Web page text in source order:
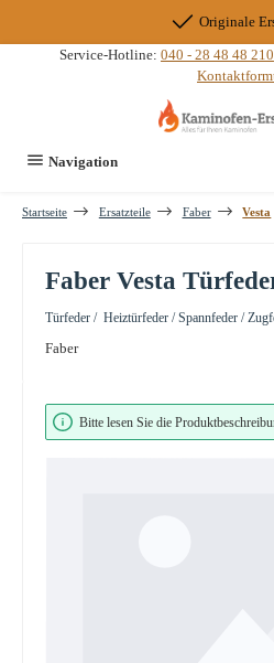
Originale
Service-Hotline: 040 - 28 48 48 210
Navigation
Startseite Ersatzteile Faber Vesta
Faber Vesta
Türfeder / Heiztürfeder / Spannfeder /
Faber
Bildergalerie überspringen
Bitte lesen Sie die